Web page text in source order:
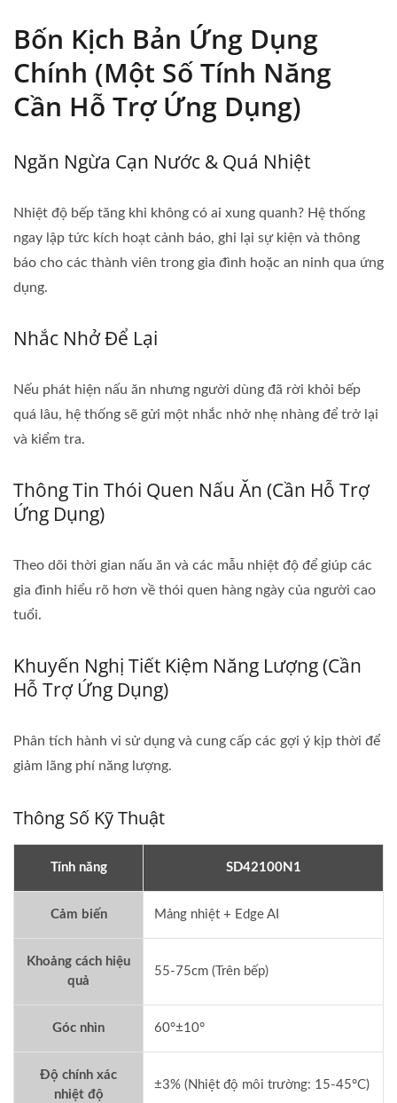
Bốn Kịch Bản Ứng Dụng
Chính (Một Số Tính Năng
Cần Hỗ Trợ Ứng Dụng)
Ngăn Ngừa Cạn Nước & Quá Nhiệt
Nhiệt độ bếp tăng khi không có ai xung quanh? Hệ thống
ngay lập tức kích hoạt cảnh báo, ghi lại sự kiện và thông
báo cho các thành viên trong gia đình hoặc an ninh qua ứng
dụng.
Nhắc Nhở Để Lại
Nếu phát hiện nấu ăn nhưng người dùng đã rời khỏi bếp
quá lâu, hệ thống sẽ gửi một nhắc nhở nhẹ nhàng để trở lại
và kiểm tra.
Thông Tin Thói Quen Nấu Ăn (cần Hỗ Trợ
Ứng Dụng)
Theo dõi thời gian nấu ăn và các mẫu nhiệt độ để giúp các
gia đình hiểu rõ hơn về thói quen hàng ngày của người cao
tuổi.
Khuyến Nghị Tiết Kiệm Năng Lượng (cần
Hỗ Trợ Ứng Dụng)
Phân tích hành vi sử dụng và cung cấp các gợi ý kịp thời để
giảm lãng phí năng lượng.
Thông Số Kỹ Thuật
Tính năng SD42100N1
Cảm biến Mảng nhiệt + Edge AI
Khoảng cách hiệu
quả
55-75cm (Trên bếp)
Góc nhìn 60°±10°
Độ chính xác
nhiệt độ
±3% (Nhiệt độ môi trường: 15-45°C)